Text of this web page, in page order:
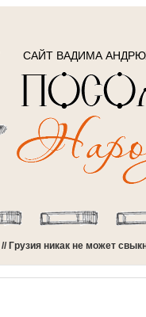
САЙТ ВАДИМА
// Грузия никак не может